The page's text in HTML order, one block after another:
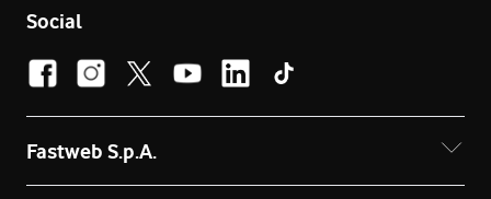
Social
Fastweb S.p.A.